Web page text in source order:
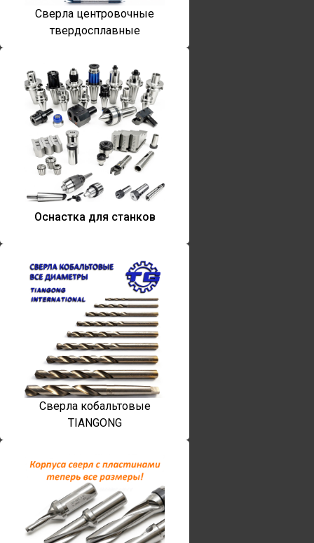
Сверла центровочные
твердосплавные
Оснастка для станков
Сверла кобальтовые
TIANGONG